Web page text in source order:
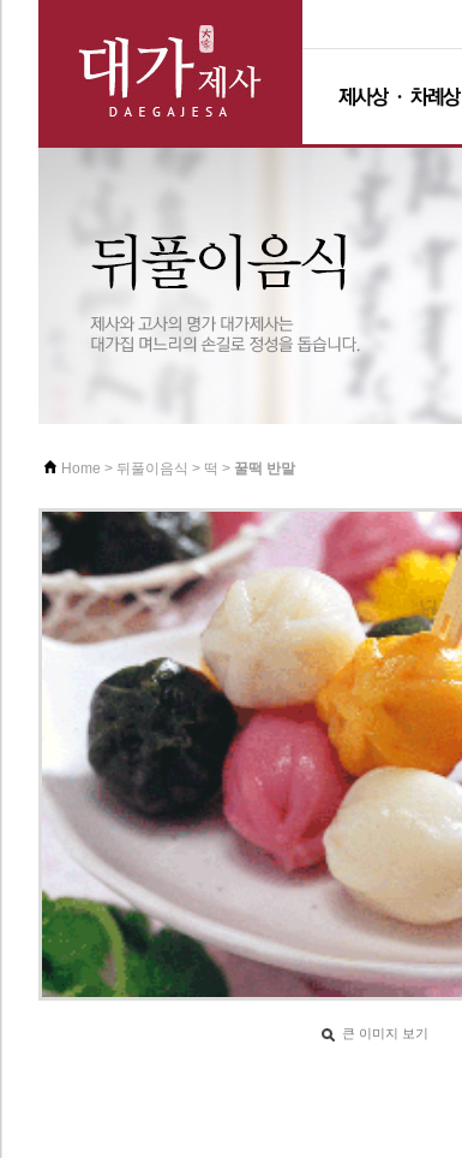
Home > 뒤풀이음식 > 떡 > 꿀떡 반말
큰 이미지 보기